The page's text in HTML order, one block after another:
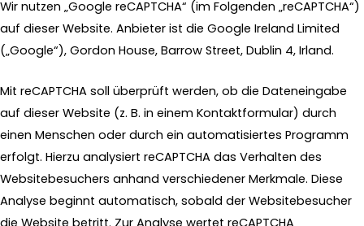
Wir nutzen „Google reCAPTCHA“ (im Folgenden „reCAPTCHA“)
auf dieser Website. Anbieter ist die Google Ireland Limited
(„Google“), Gordon House, Barrow Street, Dublin 4, Irland.
Mit reCAPTCHA soll überprüft werden, ob die Dateneingabe
auf dieser Website (z. B. in einem Kontaktformular) durch
einen Menschen oder durch ein automatisiertes Programm
erfolgt. Hierzu analysiert reCAPTCHA das Verhalten des
Websitebesuchers anhand verschiedener Merkmale. Diese
Analyse beginnt automatisch, sobald der Websitebesucher